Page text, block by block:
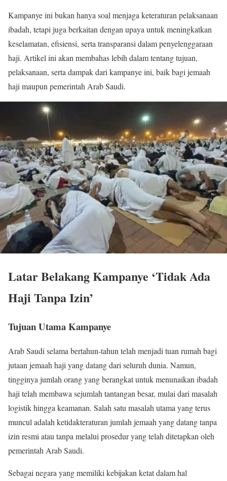
Kampanye ini bukan hanya soal menjaga keteraturan pelaksanaan
ibadah, tetapi juga berkaitan dengan upaya untuk meningkatkan
keselamatan, efisiensi, serta transparansi dalam penyelenggaraan
haji. Artikel ini akan membahas lebih dalam tentang tujuan,
pelaksanaan, serta dampak dari kampanye ini, baik bagi jemaah
haji maupun pemerintah Arab Saudi.
Latar Belakang Kampanye ‘Tidak Ada
Haji Tanpa Izin’
Tujuan Utama Kampanye
Arab Saudi selama bertahun-tahun telah menjadi tuan rumah bagi
jutaan jemaah haji yang datang dari seluruh dunia. Namun,
tingginya jumlah orang yang berangkat untuk menunaikan ibadah
haji telah membawa sejumlah tantangan besar, mulai dari masalah
logistik hingga keamanan. Salah satu masalah utama yang terus
muncul adalah ketidakteraturan jumlah jemaah yang datang tanpa
izin resmi atau tanpa melalui prosedur yang telah ditetapkan oleh
pemerintah Arab Saudi.
Sebagai negara yang memiliki kebijakan ketat dalam hal